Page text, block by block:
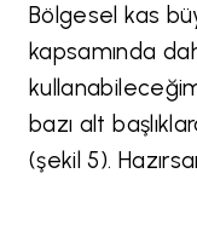
Bölgesel kas
kapsamında
bazı alt
(şekil 5).